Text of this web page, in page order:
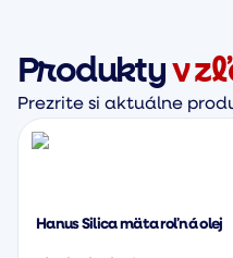
Produktyv
Prezrite si aktuálne
Hanus Silica mäta roľná olej